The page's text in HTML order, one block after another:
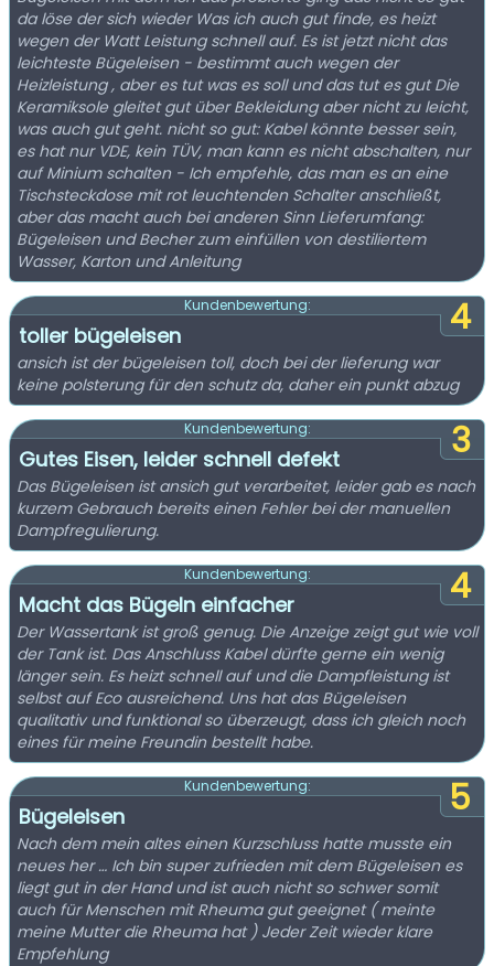
da löse der sich wieder Was ich auch gut finde, es heizt
wegen der Watt Leistung schnell auf. Es ist jetzt nicht das
leichteste Bügeleisen - bestimmt auch wegen der
Heizleistung , aber es tut was es soll und das tut es gut Die
Keramiksole gleitet gut über Bekleidung aber nicht zu leicht,
was auch gut geht. nicht so gut: Kabel könnte besser sein,
es hat nur VDE, kein TÜV, man kann es nicht abschalten, nur
auf Minium schalten - Ich empfehle, das man es an eine
Tischsteckdose mit rot leuchtenden Schalter anschließt,
aber das macht auch bei anderen Sinn Lieferumfang:
Bügeleisen und Becher zum einfüllen von destiliertem
Wasser, Karton und Anleitung
4
Kundenbewertung:
toller bügeleisen
ansich ist der bügeleisen toll, doch bei der lieferung war
keine polsterung für den schutz da, daher ein punkt abzug
3
Kundenbewertung:
Gutes Eisen, leider schnell defekt
Das Bügeleisen ist ansich gut verarbeitet, leider gab es nach
kurzem Gebrauch bereits einen Fehler bei der manuellen
Dampfregulierung.
4
Kundenbewertung:
Macht das Bügeln einfacher
Der Wassertank ist groß genug. Die Anzeige zeigt gut wie voll
der Tank ist. Das Anschluss Kabel dürfte gerne ein wenig
länger sein. Es heizt schnell auf und die Dampfleistung ist
selbst auf Eco ausreichend. Uns hat das Bügeleisen
qualitativ und funktional so überzeugt, dass ich gleich noch
eines für meine Freundin bestellt habe.
5
Kundenbewertung:
Bügeleisen
Nach dem mein altes einen Kurzschluss hatte musste ein
neues her … Ich bin super zufrieden mit dem Bügeleisen es
liegt gut in der Hand und ist auch nicht so schwer somit
auch für Menschen mit Rheuma gut geeignet ( meinte
meine Mutter die Rheuma hat ) Jeder Zeit wieder klare
Empfehlung